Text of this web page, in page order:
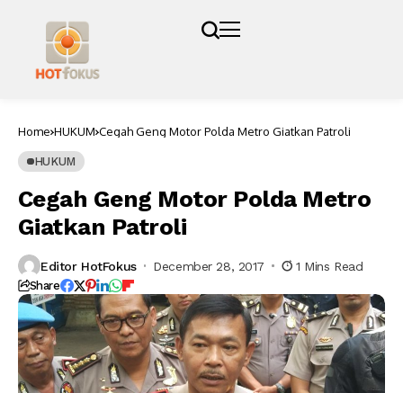
Home HUKUM Cegah Geng Motor Polda Metro Giatkan Patroli
HUKUM
Cegah Geng Motor Polda Metro
Giatkan Patroli
Editor HotFokus December 28, 2017 1 Mins Read
Share